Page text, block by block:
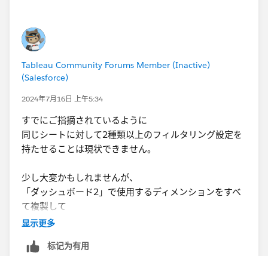
Tableau Community Forums Member (Inactive)
(Salesforce)
2024年7月16日 上午5:34
すでにご指摘されているように
同じシートに対して2種類以上のフィルタリング設定を
持たせることは現状できません。
少し大変かもしれませんが、
「ダッシュボード2」で使用するディメンションをすべ
て複製して
「データ_ダッシュボード2」のように名前をつけて使
显示更多
标记为有用